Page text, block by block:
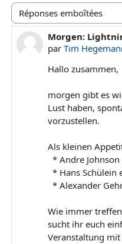
Type d’affichage
Morgen:
par Tim
Nombre de
Hallo zusammen,
morgen gibt es
Lust haben,
vorzustellen.
Als kleinen
* Andre
* Hans Schülein
* Alexander
Wie immer
sucht ihr euch
Veranstaltung